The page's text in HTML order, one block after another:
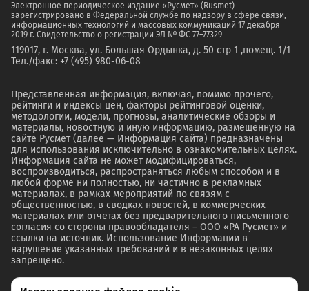
Электронное периодическое издание «Русмет» (Rusmet)
зарегистрировано в Федеральной службе по надзору в сфере связи,
информационных технологий и массовых коммуникаций 17 декабря
2019 г. Свидетельство о регистрации ЭЛ № ФС 77–77329
119017, г. Москва, ул. Большая Ордынка, д. 50 стр 1 ,помещ. 1/1
Тел./факс: +7 (495) 980-06-08
Представленная информация, включая, помимо прочего,
рейтинги и индексы цен, факторы рейтинговой оценки,
методологии, модели, прогнозы, аналитические обзоры и
материалы, новостную и иную информацию, размещенную на
сайте Русмет (далее — Информация сайта) предназначены
для использования исключительно в ознакомительных целях.
Информация сайта не может модифицироваться,
воспроизводиться, распространяться любым способом и в
любой форме ни полностью, ни частично в рекламных
материалах, в рамках мероприятий по связям с
общественностью, в сводках новостей, в коммерческих
материалах или отчетах без предварительного письменного
согласия со стороны правообладателя – ООО «РА Русмет» и
ссылки на источник. Использование Информации в
нарушение указанных требований и в незаконных целях
запрещено.